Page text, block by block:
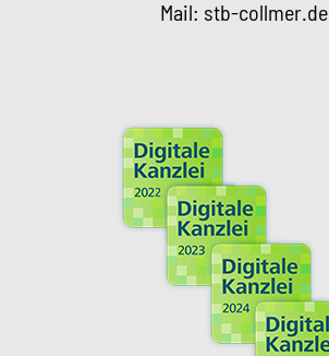
Mail: stb-collmer.de